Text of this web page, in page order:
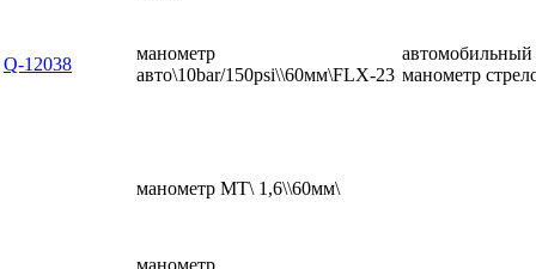
Q-12038
манометр
авто\10bar/150psi\\60мм\FLX-23
автомобильный
манометр
манометр МТ\ 1,6\\60мм\
манометр